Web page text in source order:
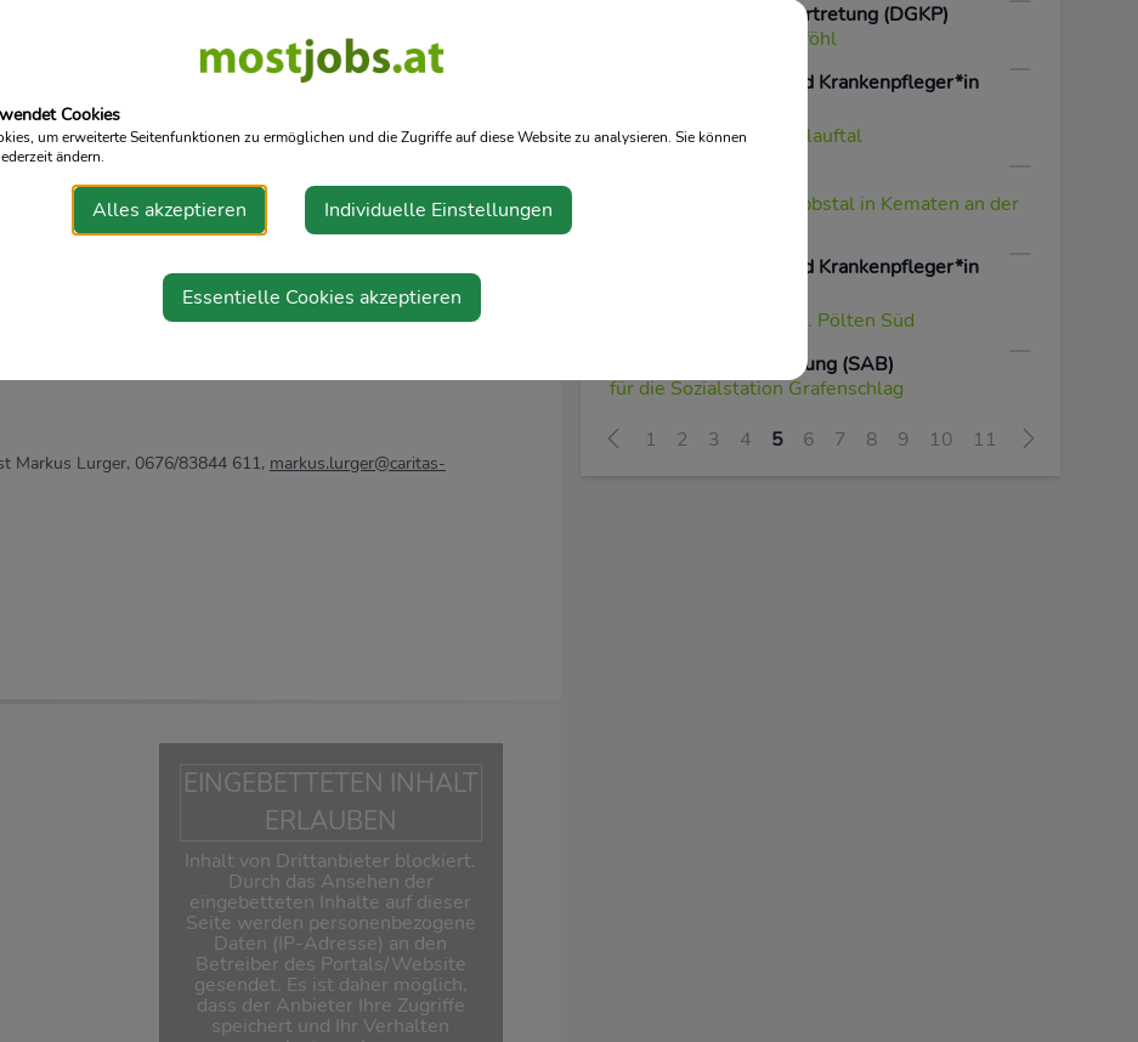
je nach anrechenbaren Vordienstzeiten und Zulagen
Ihres Wohnortes
Team
Markus Lurger, 0676/83844 611, markus.lurger@caritas-
EINGEBETTETEN INHALT
ERLAUBEN
Inhalt von Drittanbieter blockiert.
Durch das Ansehen der
eingebetteten Inhalte auf dieser
Seite werden personenbezogene
Daten (IP-Adresse) an den
Betreiber des Portals/Website
gesendet. Es ist daher möglich,
dass der Anbieter Ihre Zugriffe
speichert und Ihr Verhalten
Einsatzleitung-Stellvertretung (DGKP)
für die Sozialstation Gföhl
Dipl. Gesundheits- und Krankenpfleger*in
für die Sozialstation Erlauftal
für die Sozialstation Ybbstal in Kematen an der
Dipl. Gesundheits- und Krankenpfleger*in
für die Sozialstation St. Pölten Süd
Soziale Alltagsbegleitung (SAB)
für die Sozialstation Grafenschlag
1
2 3 4 5 6 7 8 9 10 11
Cookies
um erweiterte Seitenfunktionen zu ermöglichen und die Zugriffe auf diese Website zu analysieren. Sie können
ändern.
Alles akzeptieren Individuelle Einstellungen
Essentielle Cookies akzeptieren